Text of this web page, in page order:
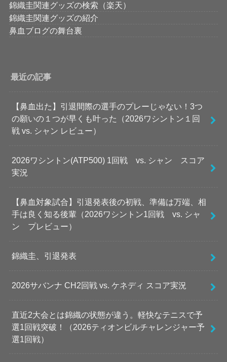
錦織圭関連グッズの検索（楽天）
錦織圭関連グッズの紹介
鼻血ブログの舞台裏
最近の記事
【鼻血出た】引退間際の選手のプレーじゃない！3つ
の願いの１つが早くも叶った（2026ワシントン１回
戦 vs. シャン レビュー）
2026ワシントン(ATP500) 1回戦 vs. シャン スコア
実況
【鼻血対象試合】引退発表後の初戦、準備は万端、相
手は良く知る後輩（2026ワシントン1回戦 vs. シャ
ン プレビュー）
錦織圭、引退発表
2026サバンナ CH2回戦 vs. ケネディ スコア実況
直近2大会とは錦織の状態が違う。軽快なテニスで予
選1回戦突破！（2026ティオンビルチャレンジャー予
選1回戦）